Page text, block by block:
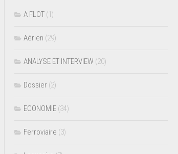
A FLOT (1)
Aérien (29)
ANALYSE ET INTERVIEW (20)
Dossier (2)
ECONOMIE (34)
Ferroviaire (3)